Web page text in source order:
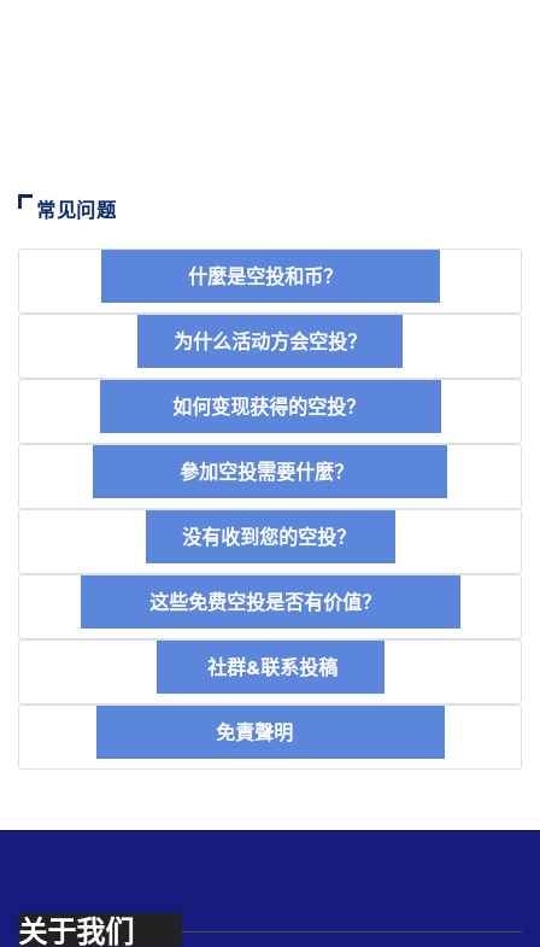
常见问题
什麼是空投和币？
为什么活动方会空投？
如何变现获得的空投？
參加空投需要什麼？
没有收到您的空投？
这些免费空投是否有价值？
社群&联系投稿
免責聲明
关于我们